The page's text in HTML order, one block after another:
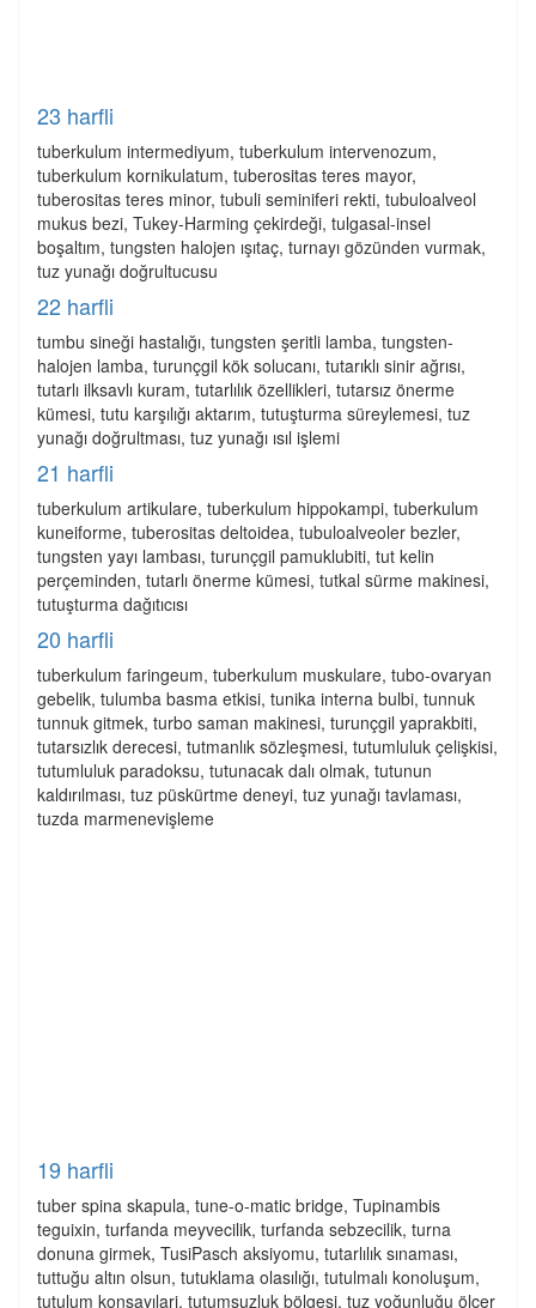
23 harfli
tuberkulum intermediyum, tuberkulum intervenozum,
tuberkulum kornikulatum, tuberositas teres mayor,
tuberositas teres minor, tubuli seminiferi rekti, tubuloalveol
mukus bezi, Tukey-Harming çekirdeği, tulgasal-insel
boşaltım, tungsten halojen ışıtaç, turnayı gözünden vurmak,
tuz yunağı doğrultucusu
22 harfli
tumbu sineği hastalığı, tungsten şeritli lamba, tungsten-
halojen lamba, turunçgil kök solucanı, tutarıklı sinir ağrısı,
tutarlı ilksavlı kuram, tutarlılık özellikleri, tutarsız önerme
kümesi, tutu karşılığı aktarım, tutuşturma süreylemesi, tuz
yunağı doğrultması, tuz yunağı ısıl işlemi
21 harfli
tuberkulum artikulare, tuberkulum hippokampi, tuberkulum
kuneiforme, tuberositas deltoidea, tubuloalveoler bezler,
tungsten yayı lambası, turunçgil pamuklubiti, tut kelin
perçeminden, tutarlı önerme kümesi, tutkal sürme makinesi,
tutuşturma dağıtıcısı
20 harfli
tuberkulum faringeum, tuberkulum muskulare, tubo-ovaryan
gebelik, tulumba basma etkisi, tunika interna bulbi, tunnuk
tunnuk gitmek, turbo saman makinesi, turunçgil yaprakbiti,
tutarsızlık derecesi, tutmanlık sözleşmesi, tutumluluk çelişkisi,
tutumluluk paradoksu, tutunacak dalı olmak, tutunun
kaldırılması, tuz püskürtme deneyi, tuz yunağı tavlaması,
tuzda marmenevişleme
19 harfli
tuber spina skapula, tune-o-matic bridge, Tupinambis
teguixin, turfanda meyvecilik, turfanda sebzecilik, turna
donuna girmek, TusiPasch aksiyomu, tutarlılık sınaması,
tuttuğu altın olsun, tutuklama olasılığı, tutulmalı konoluşum,
tutulum konsayılari, tutumsuzluk bölgesi, tuz yoğunluğu ölçer